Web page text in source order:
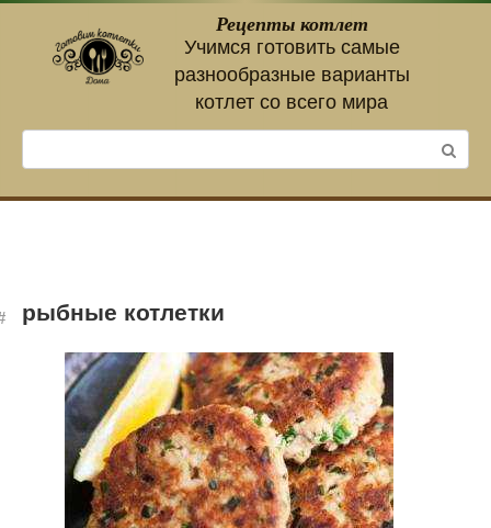
контенту
Рецепты котлет
Учимся готовить самые
разнообразные варианты
котлет со всего мира
рыбные котлетки